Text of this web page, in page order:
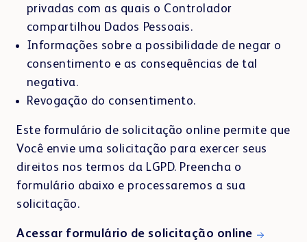
privadas com as quais o Controlador
compartilhou Dados Pessoais.
Informações sobre a possibilidade de negar o
consentimento e as consequências de tal
negativa.
Revogação do consentimento.
Este formulário de solicitação online permite que
Você envie uma solicitação para exercer seus
direitos nos termos da LGPD. Preencha o
formulário abaixo e processaremos a sua
solicitação.
Acessar formulário de solicitação online